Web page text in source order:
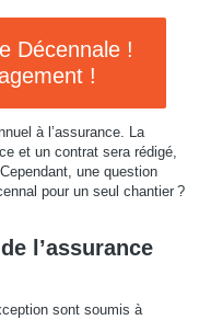
Décennale !
!
à l’assurance. La
et un contrat sera rédigé,
une question
pour un seul chantier ?
l’assurance
sont soumis à